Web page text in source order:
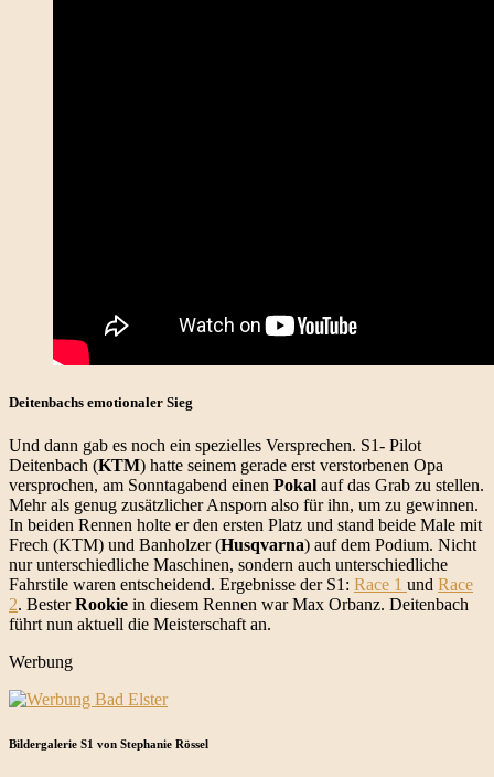
Deitenbachs emotionaler Sieg
Und dann gab es noch ein spezielles Versprechen. S1- Pilot
Deitenbach (KTM) hatte seinem gerade erst verstorbenen Opa
versprochen, am Sonntagabend einen Pokal auf das Grab zu stellen.
Mehr als genug zusätzlicher Ansporn also für ihn, um zu gewinnen.
In beiden Rennen holte er den ersten Platz und stand beide Male mit
Frech (KTM) und Banholzer (Husqvarna) auf dem Podium. Nicht
nur unterschiedliche Maschinen, sondern auch unterschiedliche
Fahrstile waren entscheidend. Ergebnisse der S1: Race 1 und Race
2. BesterRookie in diesem Rennen war Max Orbanz. Deitenbach
führt nun aktuell die Meisterschaft an.
Werbung
Bildergalerie S1 von Stephanie Rössel